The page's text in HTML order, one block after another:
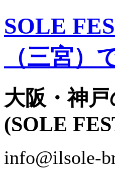
SOLE
（三宮）
大阪・神
(SOLE
info@ilsole-